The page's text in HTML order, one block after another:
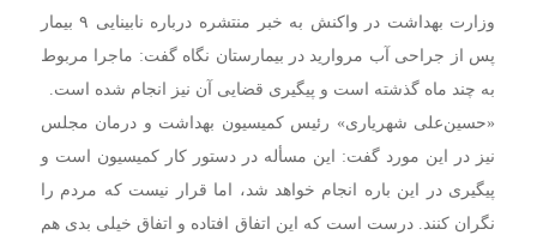
وزارت بهداشت در واکنش به خبر منتشره درباره نابینایی ۹ بیمار
پس از جراحی آب مروارید در بیمارستان نگاه گفت: ماجرا مربوط
به چند ماه گذشته است و پیگیری قضایی آن نیز انجام شده است.
«حسین‌علی شهریاری» رئیس کمیسیون بهداشت و درمان مجلس
نیز در این مورد گفت: این مسأله در دستور کار کمیسیون است و
پیگیری در این باره انجام خواهد شد، اما قرار نیست که مردم را
نگران کنند. درست است که این اتفاق افتاده و اتفاق خیلی بدی هم